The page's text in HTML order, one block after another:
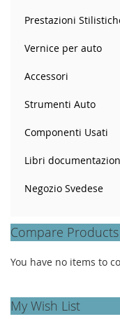
Prestazioni
Vernice per auto
Accessori
Strumenti Auto
Componenti Usati
Libri
Negozio Svedese
Compare Products
You have no items to
My Wish List